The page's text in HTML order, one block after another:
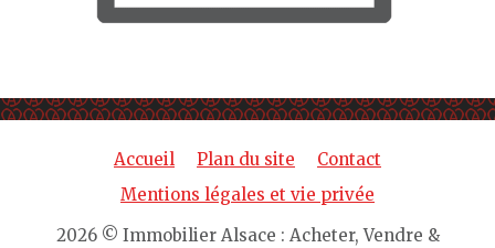
Accueil Plan du site
Contact
Mentions légales et vie privée
2026 © Immobilier Alsace : Acheter, Vendre &